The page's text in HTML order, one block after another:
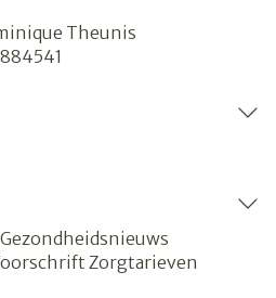
Theunis
Gezondheidsnieuws
Zorgtarieven